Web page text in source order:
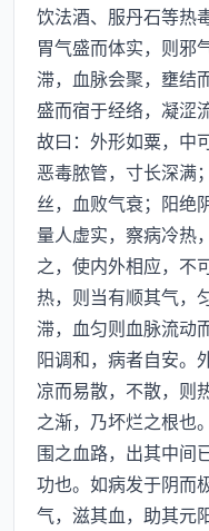
饮法酒、服丹石等热
胃气盛而体实，则邪
滞，血脉会聚，壅结
盛而宿于经络，凝涩
故曰：外形如粟，中
恶毒脓管，寸长深满
丝，血败气衰；阳绝
量人虚实，察病冷热
之，使内外相应，不
热，则当有顺其气，
滞，血匀则血脉流动
阳调和，病者自安。
凉而易散，不散，则
之渐，乃坏烂之根也
围之血路，出其中间
功也。如病发于阴而
气，滋其血，助其元